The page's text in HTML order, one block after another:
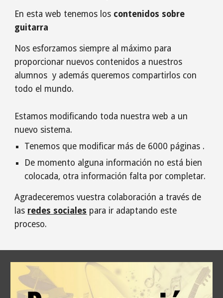
En esta web tenemos los contenidos sobre
guitarra
Nos esforzamos siempre al máximo para
proporcionar nuevos contenidos a nuestros
alumnos  y además queremos compartirlos con
todo el mundo.
Estamos modificando toda nuestra web a un
nuevo sistema.
Tenemos que modificar más de 6000 páginas .
De momento alguna información no está bien
colocada, otra información falta por completar.
Agradeceremos vuestra colaboración a través de
las redes sociales para ir adaptando este
proceso.